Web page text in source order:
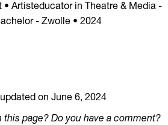
• Artisteducator in Theatre & Media -
- Zwolle • 2024
on June 6, 2024
this page? Do you have a comment?